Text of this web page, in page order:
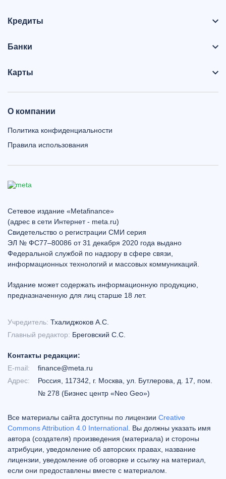
Кредиты
Банки
Карты
О компании
Политика конфиденциальности
Правила использования
Сетевое издание «Metafinance»
(адрес в сети Интернет - meta.ru)
Свидетельство о регистрации СМИ серия
ЭЛ № ФС77–80086 от 31 декабря 2020 года выдано
Федеральной службой по надзору в сфере связи,
информационных технологий и массовых коммуникаций.
Издание может содержать информационную продукцию,
предназначенную для лиц старше 18 лет.
Учредитель: Тхалиджоков А.С.
Главный редактор: Бреговский С.С.
Контакты редакции:
E-mail:
finance@meta.ru
Адрес:
Россия, 117342, г. Москва, ул. Бутлерова, д. 17, пом.
№ 278 (Бизнес центр «Neo Geo»)
Все материалы сайта доступны по лицензии Creative
Commons Attribution 4.0 International . Вы должны указать имя
автора (создателя) произведения (материала) и стороны
атрибуции, уведомление об авторских правах, название
лицензии, уведомление об оговорке и ссылку на материал,
если они предоставлены вместе с материалом.